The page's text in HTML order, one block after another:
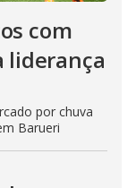
com
liderança
por chuva
Barueri